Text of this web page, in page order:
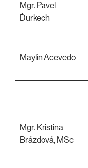
Mgr. Pavel
Ďurkech
Maylin Acevedo
Mgr. Kristina
Brázdová, MSc